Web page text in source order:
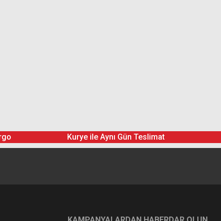
Kurye ile Aynı Gün Teslimat